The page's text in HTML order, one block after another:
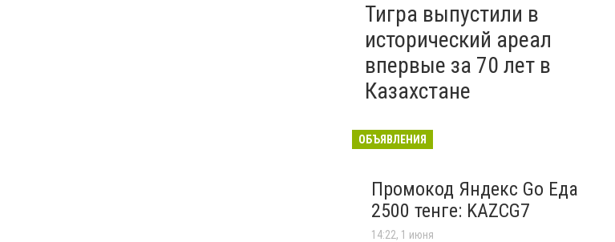
Тигра выпустили в
исторический ареал
впервые за 70 лет в
Казахстане
ОБЪЯВЛЕНИЯ
Промокод Яндекс Go Еда
2500 тенге: KAZCG7
14:22, 1 июня